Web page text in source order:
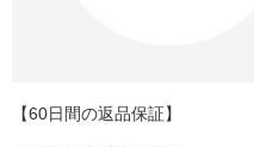
【60日間の返品保証】